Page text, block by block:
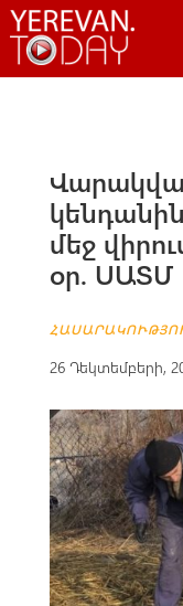
մեջ
օր. ՍԱՏՄ
26 Դեկտեմբերի,